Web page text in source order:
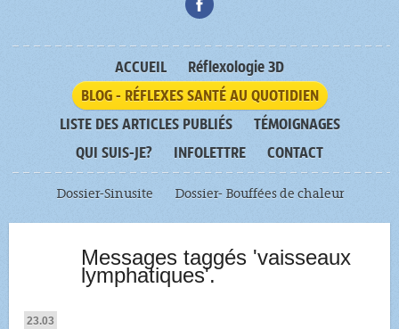
ACCUEIL
Réflexologie 3D
BLOG - RÉFLEXES SANTÉ AU QUOTIDIEN
LISTE DES ARTICLES PUBLIÉS
TÉMOIGNAGES
QUI SUIS-JE?
INFOLETTRE CONTACT
Dossier-Sinusite Dossier- Bouffées de chaleur
Messages taggés 'vaisseaux
lymphatiques'.
23.03